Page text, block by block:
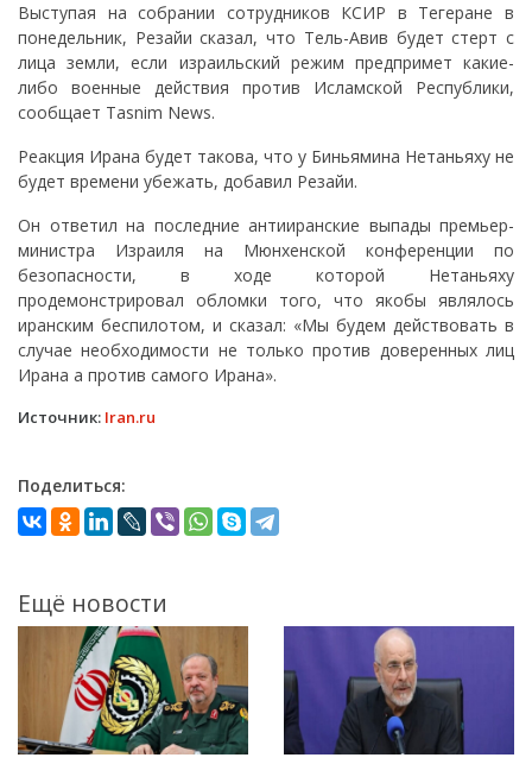
Выступая на собрании сотрудников КСИР в Тегеране в
понедельник, Резайи сказал, что Тель-Авив будет стерт с
лица земли, если израильский режим предпримет какие-
либо военные действия против Исламской Республики,
сообщает Tasnim News.
Реакция Ирана будет такова, что у Биньямина Нетаньяху не
будет времени убежать, добавил Резайи.
Он ответил на последние антииранские выпады премьер-
министра Израиля на Мюнхенской конференции по
безопасности, в ходе которой Нетаньяху
продемонстрировал обломки того, что якобы являлось
иранским беспилотом, и сказал: «Мы будем действовать в
случае необходимости не только против доверенных лиц
Ирана а против самого Ирана».
Источник: Iran.ru
Поделиться:
Ещё новости